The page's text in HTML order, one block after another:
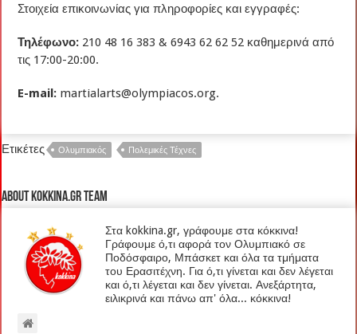
Στοιχεία επικοινωνίας για πληροφορίες και εγγραφές:
Τηλέφωνο: 210 48 16 383 & 6943 62 62 52 καθημερινά από
τις 17:00-20:00.
E-mail: martialarts@olympiacos.org.
Ετικέτες Ολυμπιακός Πολεμικές Τέχνες
About kokkina.gr TEAM
Στα kokkina.gr, γράφουμε στα κόκκινα!
Γράφουμε ό,τι αφορά τον Ολυμπιακό σε
Ποδόσφαιρο, Μπάσκετ και όλα τα τμήματα
του Ερασιτέχνη. Για ό,τι γίνεται και δεν λέγεται
και ό,τι λέγεται και δεν γίνεται. Ανεξάρτητα,
ειλικρινά και πάνω απ' όλα... κόκκινα!